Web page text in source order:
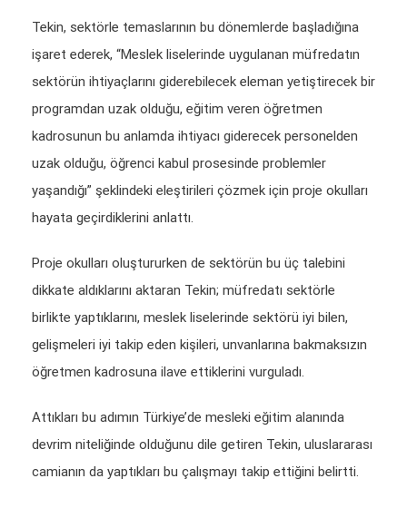
Tekin, sektörle temaslarının bu dönemlerde başladığına
işaret ederek, “Meslek liselerinde uygulanan müfredatın
sektörün ihtiyaçlarını giderebilecek eleman yetiştirecek bir
programdan uzak olduğu, eğitim veren öğretmen
kadrosunun bu anlamda ihtiyacı giderecek personelden
uzak olduğu, öğrenci kabul prosesinde problemler
yaşandığı” şeklindeki eleştirileri çözmek için proje okulları
hayata geçirdiklerini anlattı.
Proje okulları oluştururken de sektörün bu üç talebini
dikkate aldıklarını aktaran Tekin; müfredatı sektörle
birlikte yaptıklarını, meslek liselerinde sektörü iyi bilen,
gelişmeleri iyi takip eden kişileri, unvanlarına bakmaksızın
öğretmen kadrosuna ilave ettiklerini vurguladı.
Attıkları bu adımın Türkiye’de mesleki eğitim alanında
devrim niteliğinde olduğunu dile getiren Tekin, uluslararası
camianın da yaptıkları bu çalışmayı takip ettiğini belirtti.